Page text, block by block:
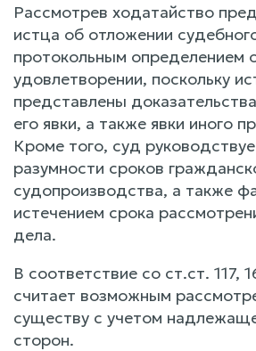
Рассмотрев ходатайство
истца об отложении
протокольным определением
удовлетворении, поскольку
представлены
его явки, а также явки иного
Кроме того, суд
разумности сроков
судопроизводства, а также
истечением срока
дела.
В соответствие со ст.ст.
считает возможным
существу с учетом
сторон.